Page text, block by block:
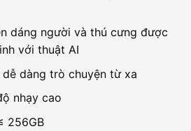
dáng người và thú cưng được
với thuật AI
dàng trò chuyện từ xa
nhạy cao
256GB